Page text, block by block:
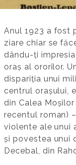
Anul 1923 a fost
ziare chiar se
dându-ți
oraș al ororilor.
dispariția unui
centrul orașului,
din Calea
recentul roman)
violente ale unui
și povestea unui
Decebal, din